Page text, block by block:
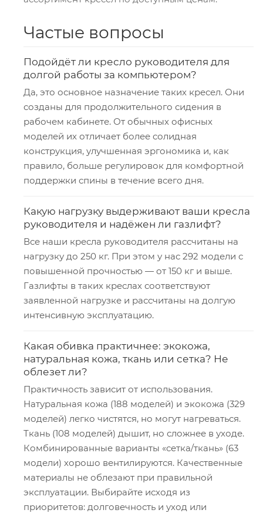
Частые вопросы
Подойдёт ли кресло руководителя для
долгой работы за компьютером?
Да, это основное назначение таких кресел. Они
созданы для продолжительного сидения в
рабочем кабинете. От обычных офисных
моделей их отличает более солидная
конструкция, улучшенная эргономика и, как
правило, больше регулировок для комфортной
поддержки спины в течение всего дня.
Какую нагрузку выдерживают ваши кресла
руководителя и надёжен ли газлифт?
Все наши кресла руководителя рассчитаны на
нагрузку до 250 кг. При этом у нас 292 модели с
повышенной прочностью — от 150 кг и выше.
Газлифты в таких креcлах соответствуют
заявленной нагрузке и рассчитаны на долгую
интенсивную эксплуатацию.
Какая обивка практичнее: экокожа,
натуральная кожа, ткань или сетка? Не
облезет ли?
Практичность зависит от использования.
Натуральная кожа (188 моделей) и экокожа (329
моделей) легко чистятся, но могут нагреваться.
Ткань (108 моделей) дышит, но сложнее в уходе.
Комбинированные варианты «сетка/ткань» (63
модели) хорошо вентилируются. Качественные
материалы не облезают при правильной
эксплуатации. Выбирайте исходя из
приоритетов: долговечность и уход или